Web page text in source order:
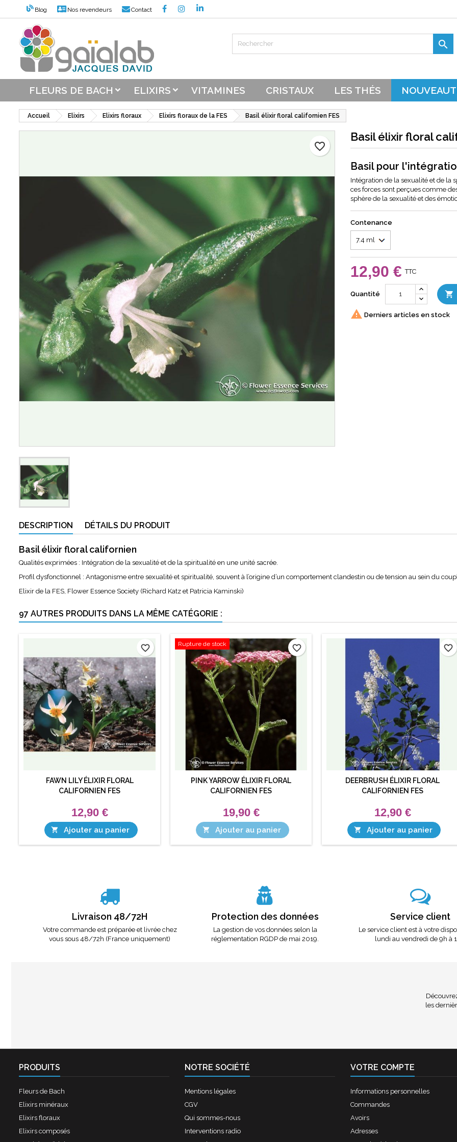
Blog Nos revendeurs Contact

FLEURS DE BACH ELIXIRS VITAMINES CRISTAUX LES THÉS
Accueil Elixirs Elixirs floraux Elixirs floraux de la FES Basil élixir floral californien FES
Basil élixir floral
Basil pour
Intégration de la sexualité et de la
ces forces sont perçues comme
sphère de la sexualité et des
Contenance
12,90 € TTC
Quantité 
favorite_border
 Derniers articles en stock
DESCRIPTION DÉTAILS DU PRODUIT
Basil élixir floral californien
Qualités exprimées : Intégration de la sexualité et de la spiritualité en une unité sacrée.
Profil dysfonctionnel : Antagonisme entre sexualité et spiritualité, souvent à l’origine d’un comportement clandestin ou de tension au sein du
Elixir de la FES, Flower Essence Society (Richard Katz et Patricia Kaminski)
97 AUTRES PRODUITS DANS LA MÊME CATÉGORIE :
FAWN LILY ÉLIXIR FLORAL
CALIFORNIEN FES
12,90 €
 Ajouter au panier
favorite_border Rupture de stock
PINK YARROW ÉLIXIR FLORAL
CALIFORNIEN FES
19,90 €
 Ajouter au panier
favorite_border
DEERBRUSH ÉLIXIR FLORAL
CALIFORNIEN FES
12,90 €
 Ajouter au panier
favorite_border
Livraison 48/72H
Votre commande est préparée et livrée chez
vous sous 48/72h (France uniquement)
Protection des données
La gestion de vos données selon la
réglementation RGDP de mai 2019.
Service client
Le service client est à votre
lundi au vendredi de 9h à
les
PRODUITS
Fleurs de Bach
Elixirs minéraux
Elixirs floraux
Elixirs composés
NOTRE SOCIÉTÉ
Mentions légales
CGV
Qui sommes-nous
Interventions radio
VOTRE COMPTE
Informations personnelles
Commandes
Avoirs
Adresses
Créer une nouvelle liste
Créer une liste d'envies
Vous devez être connecté pour ajouter des produits à votre liste
Annuler